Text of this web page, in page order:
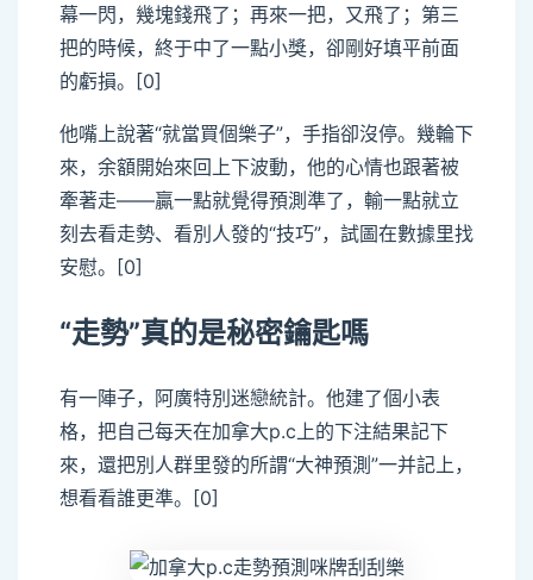
幕一閃，幾塊錢飛了；再來一把，又飛了；第三
把的時候，終于中了一點小獎，卻剛好填平前面
的虧損。[0]
他嘴上說著“就當買個樂子”，手指卻沒停。幾輪下
來，余額開始來回上下波動，他的心情也跟著被
牽著走——贏一點就覺得預測準了，輸一點就立
刻去看走勢、看別人發的“技巧”，試圖在數據里找
安慰。[0]
“走勢”真的是秘密鑰匙嗎
有一陣子，阿廣特別迷戀統計。他建了個小表
格，把自己每天在加拿大p.c上的下注結果記下
來，還把別人群里發的所謂“大神預測”一并記上，
想看看誰更準。[0]
load